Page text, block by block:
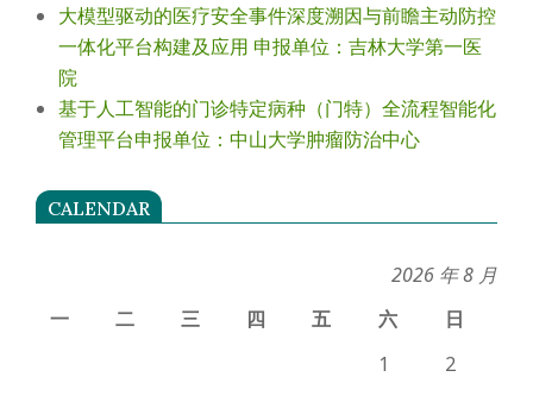
大模型驱动的医疗安全事件深度溯因与前瞻主动防控
一体化平台构建及应用 申报单位：吉林大学第一医
院
基于人工智能的门诊特定病种（门特）全流程智能化
管理平台申报单位：中山大学肿瘤防治中心
CALENDAR
2026 年 8 月
一
二 三 四 五 六
日
1
2